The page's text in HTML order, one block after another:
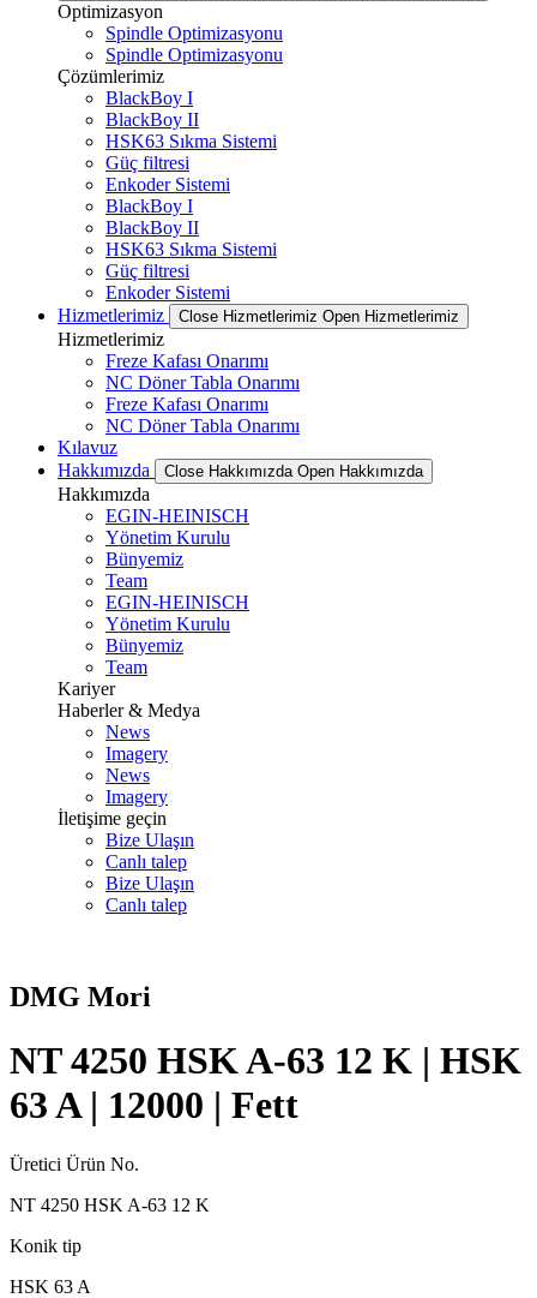
Optimizasyon
Spindle Optimizasyonu
Spindle Optimizasyonu
Çözümlerimiz
BlackBoy I
BlackBoy II
HSK63 Sıkma Sistemi
Güç filtresi
Enkoder Sistemi
BlackBoy I
BlackBoy II
HSK63 Sıkma Sistemi
Güç filtresi
Enkoder Sistemi
Hizmetlerimiz
Close Hizmetlerimiz Open Hizmetlerimiz
Hizmetlerimiz
Freze Kafası Onarımı
NC Döner Tabla Onarımı
Freze Kafası Onarımı
NC Döner Tabla Onarımı
Kılavuz
Hakkımızda
Close Hakkımızda Open Hakkımızda
Hakkımızda
EGIN-HEINISCH
Yönetim Kurulu
Bünyemiz
Team
EGIN-HEINISCH
Yönetim Kurulu
Bünyemiz
Team
Kariyer
Haberler & Medya
News
Imagery
News
Imagery
İletişime geçin
Bize Ulaşın
Canlı talep
Bize Ulaşın
Canlı talep
DMG Mori
NT 4250 HSK A-63 12 K | HSK
63 A | 12000 | Fett
Üretici Ürün No.
NT 4250 HSK A-63 12 K
Konik tip
HSK 63 A